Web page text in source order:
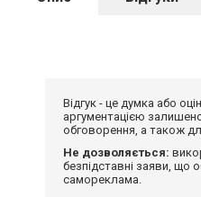
Відгук - це думка або
аргументацією
обговорення, а також
Не дозволяється:
безпідставні заяви, що
самореклама.